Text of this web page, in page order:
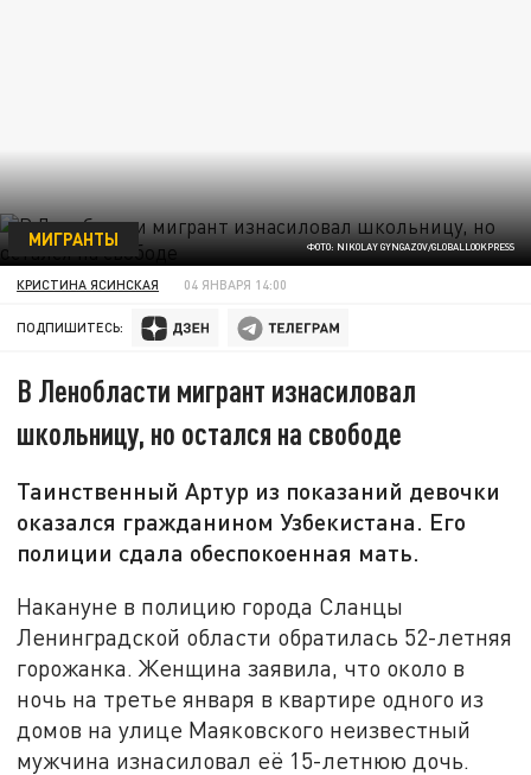
ФОТО: NIKOLAY GYNGAZOV/GLOBALLOOKPRESS
МИГРАНТЫ
КРИСТИНА ЯСИНСКАЯ 04 ЯНВАРЯ 14:00
ПОДПИШИТЕСЬ:
В Ленобласти мигрант изнасиловал
школьницу, но остался на свободе
Таинственный Артур из показаний девочки
оказался гражданином Узбекистана. Его
полиции сдала обеспокоенная мать.
Накануне в полицию города Сланцы
Ленинградской области обратилась 52-летняя
горожанка. Женщина заявила, что около в
ночь на третье января в квартире одного из
домов на улице Маяковского неизвестный
мужчина изнасиловал её 15-летнюю дочь.